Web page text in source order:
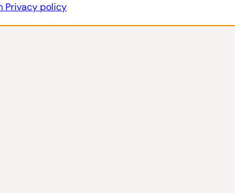
Privacy policy